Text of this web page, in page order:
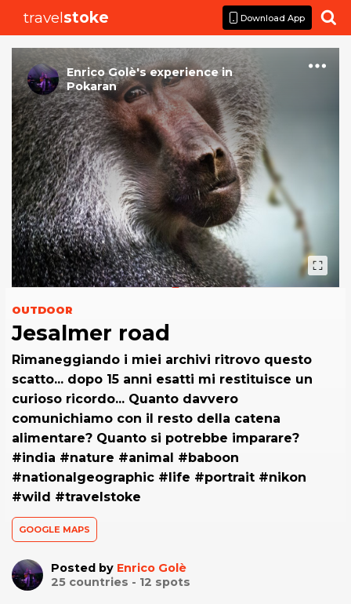
travelstoke Download App 
Enrico Golè's experiencein
Pokaran
OUTDOOR
Jesalmer road
Rimaneggiando i miei archivi ritrovo questo
scatto... dopo 15 anni esatti mi restituisce un
curioso ricordo... Quanto davvero
comunichiamo con il resto della catena
alimentare? Quanto si potrebbe imparare?
#india #nature #animal #baboon
#nationalgeographic #life #portrait #nikon
#wild #travelstoke
GOOGLE MAPS
Posted by Enrico Golè
25 countries - 12 spots